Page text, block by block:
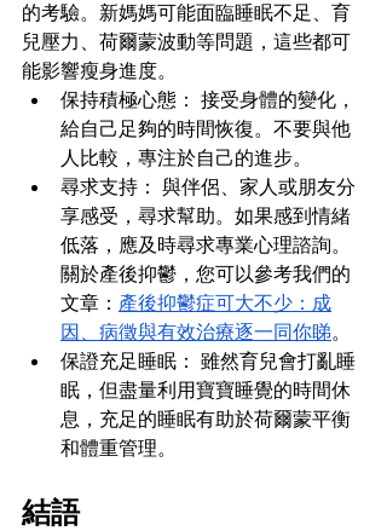
的考驗。新媽媽可能面臨睡眠不足、育
兒壓力、荷爾蒙波動等問題，這些都可
能影響瘦身進度。
保持積極心態： 接受身體的變化，
給自己足夠的時間恢復。不要與他
人比較，專注於自己的進步。
尋求支持： 與伴侶、家人或朋友分
享感受，尋求幫助。如果感到情緒
低落，應及時尋求專業心理諮詢。
關於產後抑鬱，您可以參考我們的
文章： 產後抑鬱症可大不少：成
因、病徵與有效治療逐一同你睇。
保證充足睡眠： 雖然育兒會打亂睡
眠，但盡量利用寶寶睡覺的時間休
息，充足的睡眠有助於荷爾蒙平衡
和體重管理。
結語